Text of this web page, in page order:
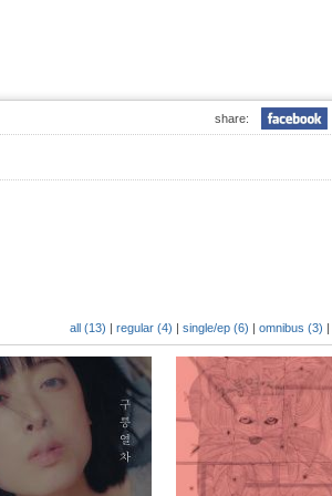
share:
all (13) | regular (4) | single/ep (6) | omnibus (3) |